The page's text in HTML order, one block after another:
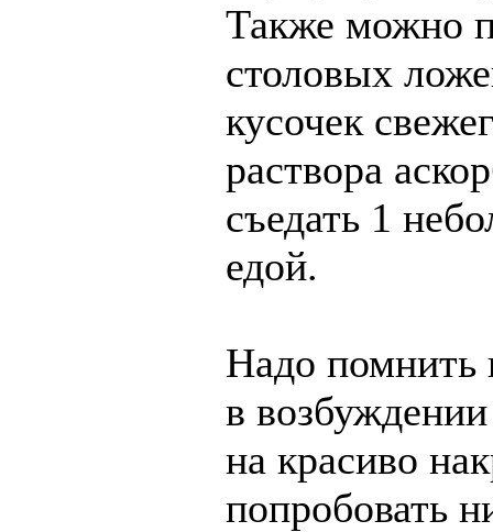
Также можно
столовых
кусочек
раствора
съедать 1
едой.
Надо помнить
в
на красиво
попробовать